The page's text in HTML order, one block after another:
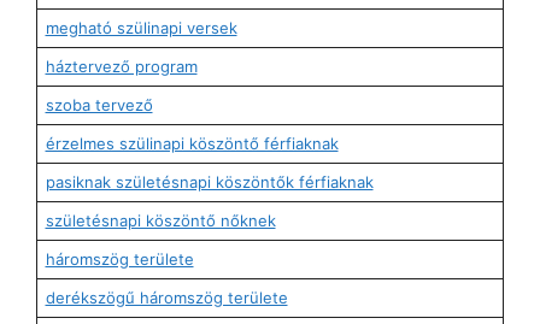
megható szülinapi versek
háztervező program
szoba tervező
érzelmes szülinapi köszöntő férfiaknak
pasiknak születésnapi köszöntők férfiaknak
születésnapi köszöntő nőknek
háromszög területe
derékszögű háromszög területe